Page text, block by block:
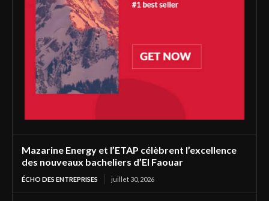
Mazarine Energy et l’ETAP célèbrent l’excellence
des nouveaux bacheliers d’El Faouar
ÉCHO DES ENTREPRISES juillet 30, 2026